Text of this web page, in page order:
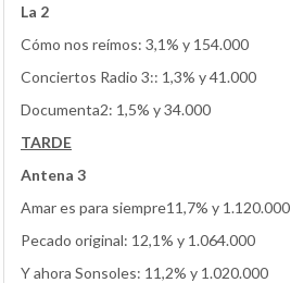
La 2
Cómo nos reímos: 3,1% y 154.000
Conciertos Radio 3:: 1,3% y 41.000
Documenta2: 1,5% y 34.000
TARDE
Antena 3
Amar es para siempre11,7% y 1.120.000
Pecado original: 12,1% y 1.064.000
Y ahora Sonsoles: 11,2% y 1.020.000